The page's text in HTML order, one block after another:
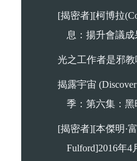
[揭密者][柯博拉
息：揚升會議成
光之工作者是邪教
揭露宇宙
季：第六集：黑
[揭密者][本傑明·
Fulford]2016年